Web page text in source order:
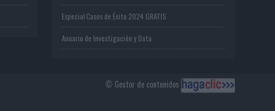
Especial Casos de Éxito 2024 GRATIS
Anuario de Investigación y Data
© Gestor de contenidos